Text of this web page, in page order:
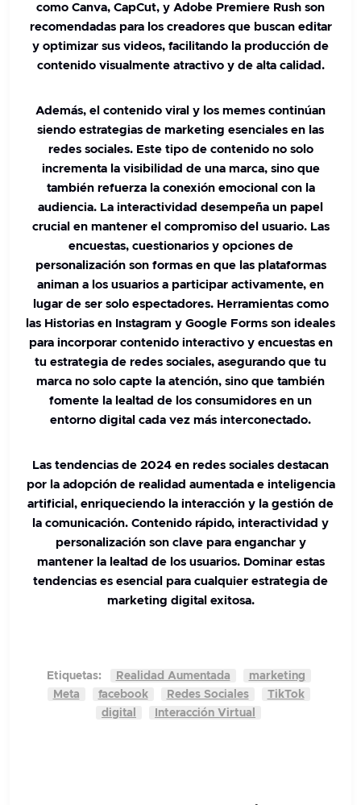
como Canva, CapCut, y Adobe Premiere Rush son
recomendadas para los creadores que buscan editar
y optimizar sus videos, facilitando la producción de
contenido visualmente atractivo y de alta calidad.
Además, el contenido viral y los memes continúan
siendo estrategias de marketing esenciales en las
redes sociales. Este tipo de contenido no solo
incrementa la visibilidad de una marca, sino que
también refuerza la conexión emocional con la
audiencia. La interactividad desempeña un papel
crucial en mantener el compromiso del usuario. Las
encuestas, cuestionarios y opciones de
personalización son formas en que las plataformas
animan a los usuarios a participar activamente, en
lugar de ser solo espectadores. Herramientas como
las Historias en Instagram y Google Forms son ideales
para incorporar contenido interactivo y encuestas en
tu estrategia de redes sociales, asegurando que tu
marca no solo capte la atención, sino que también
fomente la lealtad de los consumidores en un
entorno digital cada vez más interconectado.
Las tendencias de 2024 en redes sociales destacan
por la adopción de realidad aumentada e inteligencia
artificial, enriqueciendo la interacción y la gestión de
la comunicación. Contenido rápido, interactividad y
personalización son clave para enganchar y
mantener la lealtad de los usuarios. Dominar estas
tendencias es esencial para cualquier estrategia de
marketing digital exitosa.
Etiquetas: Realidad Aumentada
marketing
Meta
facebook Redes Sociales
TikTok
digital
Interacción Virtual